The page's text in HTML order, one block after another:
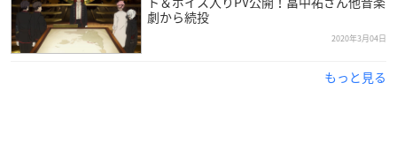
劇から続投
2020年3月04日
もっと見る